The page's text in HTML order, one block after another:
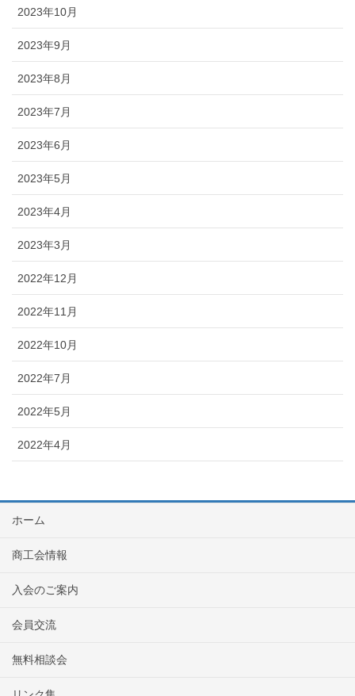
2023年10月
2023年9月
2023年8月
2023年7月
2023年6月
2023年5月
2023年4月
2023年3月
2022年12月
2022年11月
2022年10月
2022年7月
2022年5月
2022年4月
ホーム
商工会情報
入会のご案内
会員交流
無料相談会